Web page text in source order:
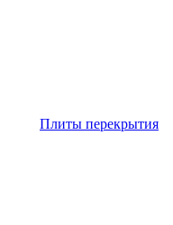
Плиты перекрытия